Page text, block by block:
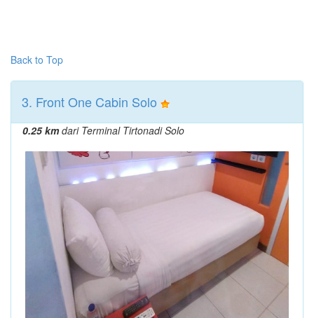
Back to Top
3. Front One Cabin Solo
0.25 kmdari Terminal Tirtonadi Solo